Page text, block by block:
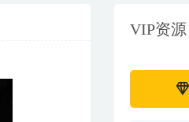
VIP资源